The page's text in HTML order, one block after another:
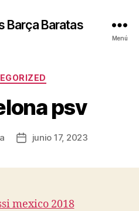
Barça Baratas
Menú
Categorías
psv
Fechajunio 17, 2023